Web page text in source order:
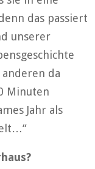
das passiert
unserer
da
Minuten
Jahr als